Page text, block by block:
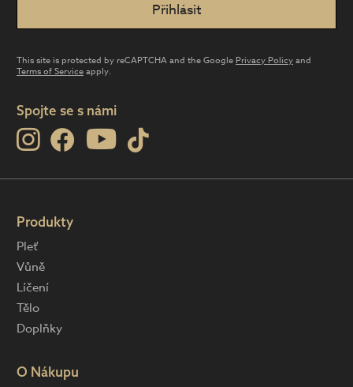
This site is protected by reCAPTCHA and the Google Privacy Policyand
Terms of Serviceapply.
Spojte se s námi
Produkty
Pleť
Vůně
Líčení
Tělo
Doplňky
O Nákupu